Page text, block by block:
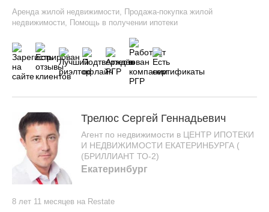
Аренда жилой недвижимости Продажа-покупка жилой
недвижимости Помощь в получении ипотеки
Трелюс Сергей Геннадьевич
Агент по недвижимости в ЦЕНТР ИПОТЕКИ
И НЕДВИЖИМОСТИ ЕКАТЕРИНБУРГА (
(БРИЛЛИАНТ ТО-2)
Екатеринбург
8 лет 11 месяцев на Restate